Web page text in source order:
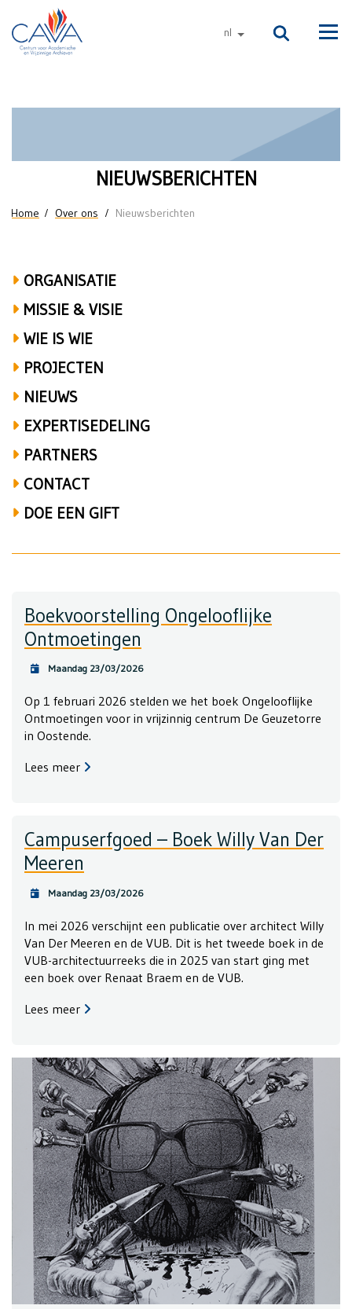
Naar de inhoud
nl andere talen
NIEUWSBERICHTEN
U bent hier
Home Over ons Nieuwsberichten
ORGANISATIE
MISSIE & VISIE
WIE IS WIE
PROJECTEN
NIEUWS
EXPERTISEDELING
PARTNERS
CONTACT
DOE EEN GIFT
Boekvoorstelling Ongelooflijke
Ontmoetingen
Maandag 23/03/2026
Op 1 februari 2026 stelden we het boek Ongelooflijke
Ontmoetingen voor in vrijzinnig centrum De Geuzetorre
in Oostende.
Lees meer
Campuserfgoed – Boek Willy Van Der
Meeren
Maandag 23/03/2026
In mei 2026 verschijnt een publicatie over architect Willy
Van Der Meeren en de VUB. Dit is het tweede boek in de
VUB-architectuurreeks die in 2025 van start ging met
een boek over Renaat Braem en de VUB.
Lees meer